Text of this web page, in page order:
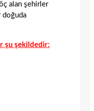
alan şehirler
doğuda
şu şekildedir: